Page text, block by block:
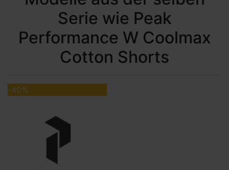
Serie wie Peak
Performance W Coolmax
Cotton Shorts
-40%